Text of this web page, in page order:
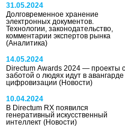
31.05.2024
Долговременное хранение
электронных документов.
Технологии, законодательство,
комментарии экспертов рынка
(Аналитика)
14.05.2024
Directum Awards 2024 — проекты с
заботой о людях идут в авангарде
цифровизации (Новости)
10.04.2024
В Directum RX появился
генеративный искусственный
интеллект (Новости)